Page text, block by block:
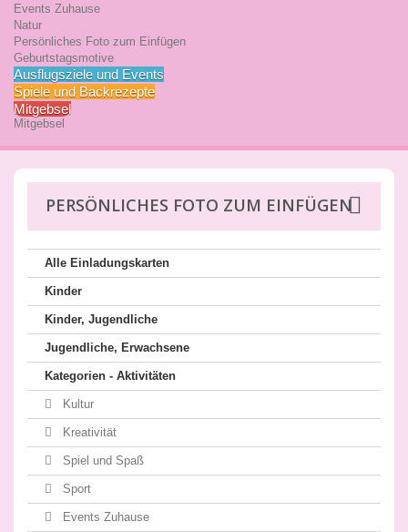
Events Zuhause
Natur
Persönliches Foto zum Einfügen
Geburtstagsmotive
Ausflugsziele und Events
Spiele und Backrezepte
Mitgebsel
Mitgebsel
PERSÖNLICHES FOTO ZUM EINFÜGEN
Alle Einladungskarten
Kinder
Kinder, Jugendliche
Jugendliche, Erwachsene
Kategorien - Aktivitäten
Kultur
Kreativität
Spiel und Spaß
Sport
Events Zuhause